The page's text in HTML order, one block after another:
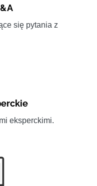
się pytania z
eksperckimi.